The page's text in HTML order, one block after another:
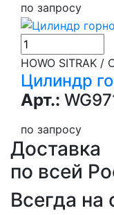
по запросу
HOWO SITRAK /
Цилиндр
Арт.:
по запросу
Доставка
по всей
Всегда на